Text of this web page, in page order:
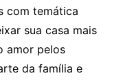
com temática
sua casa mais
amor pelos
da família e